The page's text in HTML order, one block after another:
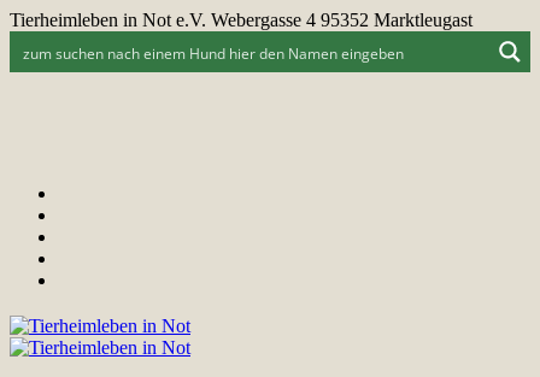
Tierheimleben in Not e.V. Webergasse 4 95352 Marktleugast